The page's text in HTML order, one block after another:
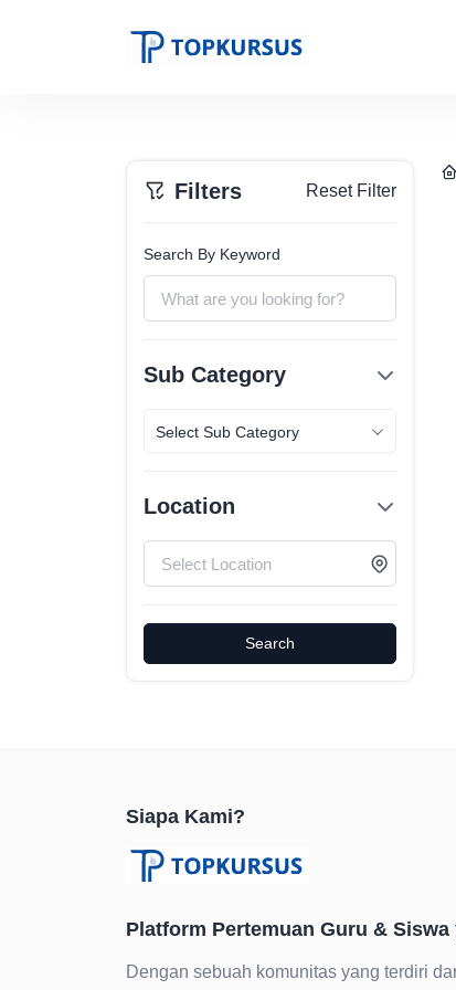
Filters Reset Filter
Search By Keyword
Sub Category
Select Sub Category
Location
Search
Siapa Kami?
Platform Pertemuan Guru &
Dengan sebuah komunitas yang terdiri